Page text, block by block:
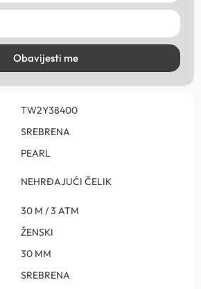
Obavijesti me
TW2Y38400
SREBRENA
PEARL
NEHRĐAJUĆI ČELIK
30 M / 3 ATM
ŽENSKI
30 MM
SREBRENA